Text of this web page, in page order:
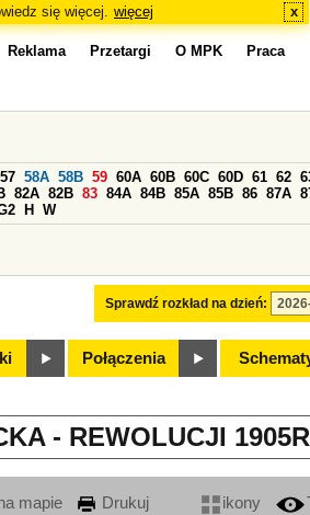
się więcej. więcej x
Reklama Przetargi O MPK Praca
Sprawdź rozkład na dzień:
57 58A 58B 59 60A 60B 60C 60D 61 62
82A 82B 83 84A 84B 85A 85B 86 87A
H W
Połączenia
- REWOLUCJI
mapie Drukuj ikony